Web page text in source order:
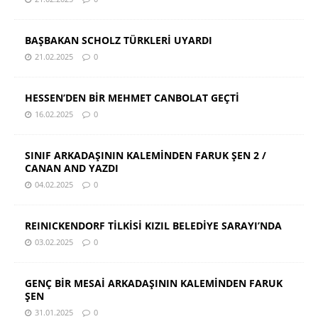
BAŞBAKAN SCHOLZ TÜRKLERİ UYARDI
21.02.2025 0
HESSEN’DEN BİR MEHMET CANBOLAT GEÇTİ
16.02.2025 0
SINIF ARKADAŞININ KALEMİNDEN FARUK ŞEN 2 /
CANAN AND YAZDI
04.02.2025 0
REINICKENDORF TİLKİSİ KIZIL BELEDİYE SARAYI’NDA
03.02.2025 0
GENÇ BİR MESAİ ARKADAŞININ KALEMİNDEN FARUK
ŞEN
31.01.2025 0